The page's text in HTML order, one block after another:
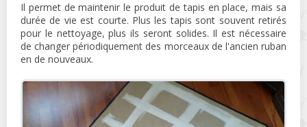
Il permet de maintenir le produit de tapis en place, mais sa
durée de vie est courte. Plus les tapis sont souvent retirés
pour le nettoyage, plus ils seront solides. Il est nécessaire
de changer périodiquement des morceaux de l'ancien ruban
en de nouveaux.